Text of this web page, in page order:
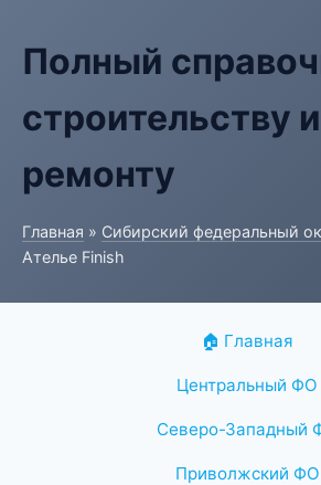
Полный
строительству и
ремонту
Главная » Сибирский федеральный
Ателье Finish
🏠 Главная
Центральный ФО
Северо-Западный
Приволжский ФО